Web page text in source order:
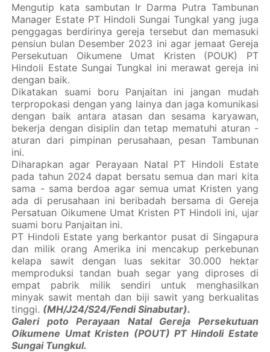
Mengutip kata sambutan Ir Darma Putra Tambunan
Manager Estate PT Hindoli Sungai Tungkal yang juga
penggagas berdirinya gereja tersebut dan memasuki
pensiun bulan Desember 2023 ini agar jemaat Gereja
Persekutuan Oikumene Umat Kristen (POUK) PT
Hindoli Estate Sungai Tungkal ini merawat gereja ini
dengan baik.
Dikatakan suami boru Panjaitan ini jangan mudah
terpropokasi dengan yang lainya dan jaga komunikasi
dengan baik antara atasan dan sesama karyawan,
bekerja dengan disiplin dan tetap mematuhi aturan -
aturan dari pimpinan perusahaan, pesan Tambunan
ini.
Diharapkan agar Perayaan Natal PT Hindoli Estate
pada tahun 2024 dapat bersatu semua dan mari kita
sama - sama berdoa agar semua umat Kristen yang
ada di perusahaan ini beribadah bersama di Gereja
Persatuan Oikumene Umat Kristen PT Hindoli ini, ujar
suami boru Panjaitan ini.
PT Hindoli Estate yang berkantor pusat di Singapura
dan milik orang Amerika ini mencakup perkebunan
kelapa sawit dengan luas sekitar 30.000 hektar
memproduksi tandan buah segar yang diproses di
empat pabrik milik sendiri untuk menghasilkan
minyak sawit mentah dan biji sawit yang berkualitas
tinggi. (MH/J24/S24/Fendi Sinabutar).
Galeri poto Perayaan Natal Gereja Persekutuan
Oikumene Umat Kristen (POUT) PT Hindoli Estate
Sungai Tungkul.